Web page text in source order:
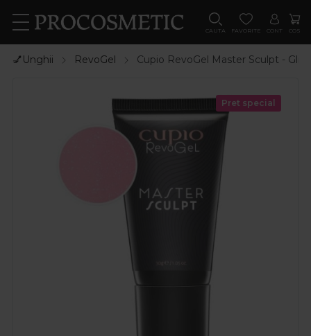
CAUTA FAVORITE CONT COS
💅Unghii RevoGel Cupio RevoGel Master Sculpt -
Pret special